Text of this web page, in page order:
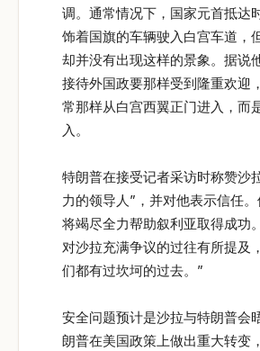
调。通常情况下，国家元首抵达
饰着国旗的车辆驶入白宫车道，
却并没有出现这样的景象。据说
接待外国政要那样受到隆重欢迎
常那样从白宫西翼正门进入，而
入。
特朗普在接受记者采访时称赞沙
力的领导人”，并对他表示信任
将竭尽全力帮助叙利亚取得成功
对沙拉充满争议的过往有所提及
们都有过坎坷的过去。”
安全问题预计是沙拉与特朗普会
朗普在美国政策上做出重大转变